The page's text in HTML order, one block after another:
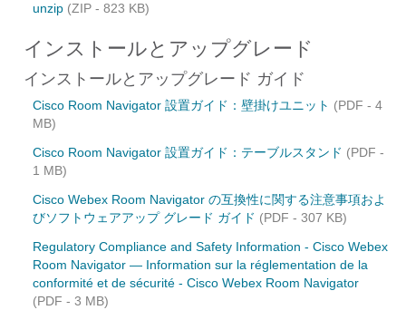
unzip (ZIP - 823 KB)
インストールとアップグレード
インストールとアップグレード ガイド
Cisco Room Navigator 設置ガイド：壁掛けユニット (PDF - 4
MB)
Cisco Room Navigator 設置ガイド：テーブルスタンド (PDF -
1 MB)
Cisco Webex Room Navigator の互換性に関する注意事項およ
びソフトウェアアップ グレード ガイド (PDF - 307 KB)
Regulatory Compliance and Safety Information - Cisco Webex
Room Navigator — Information sur la réglementation de la
conformité et de sécurité - Cisco Webex Room Navigator
(PDF - 3 MB)